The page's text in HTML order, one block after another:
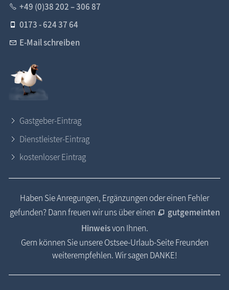
+49 (0)38 202 – 306 87
0173 - 624 37 64
E-Mail schreiben
Gastgeber-Eintrag
Dienstleister-Eintrag
kostenloser Eintrag
Haben Sie Anregungen, Ergänzungen oder einen Fehler
gefunden? Dann freuen wir uns über einen
gutgemeinten
Hinweisvon Ihnen.
Gern können Sie unsere Ostsee-Urlaub-Seite Freunden
weiterempfehlen. Wir sagen DANKE!